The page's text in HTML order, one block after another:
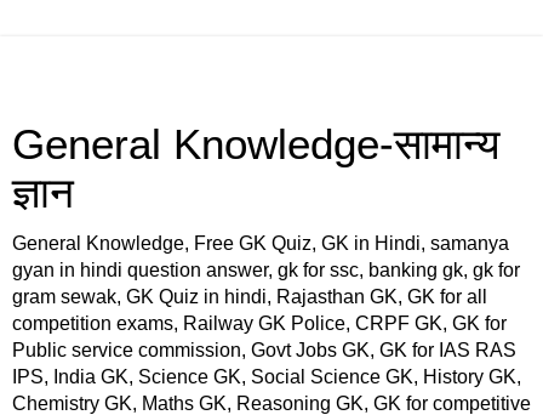
General Knowledge-सामान्य
ज्ञान
General Knowledge, Free GK Quiz, GK in Hindi, samanya
gyan in hindi question answer, gk for ssc, banking gk, gk for
gram sewak, GK Quiz in hindi, Rajasthan GK, GK for all
competition exams, Railway GK Police, CRPF GK, GK for
Public service commission, Govt Jobs GK, GK for IAS RAS
IPS, India GK, Science GK, Social Science GK, History GK,
Chemistry GK, Maths GK, Reasoning GK, GK for competitive